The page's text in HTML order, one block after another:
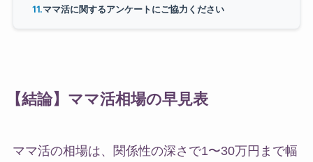
ママ活に関するアンケートにご協力ください
【結論】ママ活相場の早見表
ママ活の相場は、関係性の深さで1〜30万円まで幅